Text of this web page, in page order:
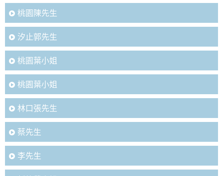
桃園陳先生
汐止郭先生
桃園葉小姐
桃園葉小姐
林口張先生
蔡先生
李先生